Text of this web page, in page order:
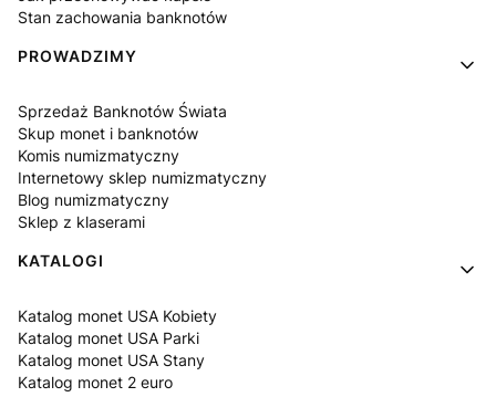
Stan zachowania banknotów
PROWADZIMY
Sprzedaż Banknotów Świata
Skup monet i banknotów
Komis numizmatyczny
Internetowy sklep numizmatyczny
Blog numizmatyczny
Sklep z klaserami
KATALOGI
Katalog monet USA Kobiety
Katalog monet USA Parki
Katalog monet USA Stany
Katalog monet 2 euro